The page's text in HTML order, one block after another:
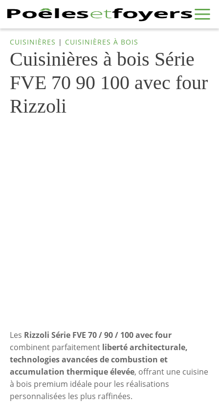
CUISINIÈRES | CUISINIÈRES À BOIS
Cuisinières à bois Série
FVE 70 90 100 avec four
Rizzoli
Les Rizzoli Série FVE 70 / 90 / 100 avec four
combinent parfaitement liberté architecturale,
technologies avancées de combustion et
accumulation thermique élevée, offrant une cuisine
à bois premium idéale pour les réalisations
personnalisées les plus raffinées.